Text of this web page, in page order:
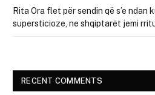
Rita Ora flet për sendin që s’e ndan
supersticioze, ne shqiptarët jemi
RECENT COMMENTS